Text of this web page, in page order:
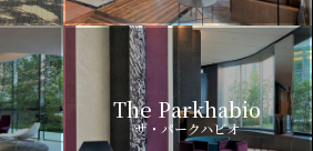
The Parkhabio
ザ・パークハビオ